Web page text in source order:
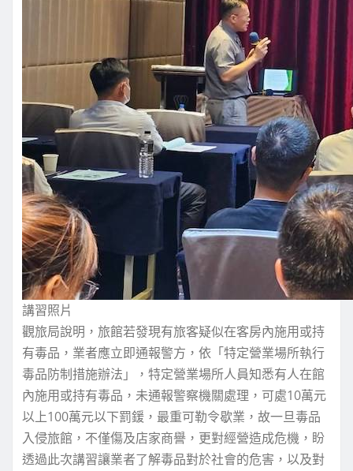
講習照片
觀旅局說明，旅館若發現有旅客疑似在客房內施用或持
有毒品，業者應立即通報警方，依「特定營業場所執行
毒品防制措施辦法」，特定營業場所人員知悉有人在館
內施用或持有毒品，未通報警察機關處理，可處10萬元
以上100萬元以下罰鍰，最重可勒令歇業，故一旦毒品
入侵旅館，不僅傷及店家商譽，更對經營造成危機，盼
透過此次講習讓業者了解毒品對於社會的危害，以及對